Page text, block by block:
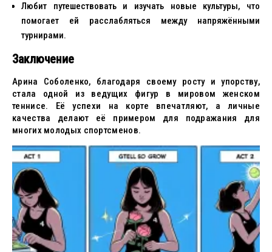
Любит путешествовать и изучать новые культуры, что
помогает ей расслабляться между напряжёнными
турнирами.
Заключение
Арина Соболенко, благодаря своему росту и упорству,
стала одной из ведущих фигур в мировом женском
теннисе. Её успехи на корте впечатляют, а личные
качества делают её примером для подражания для
многих молодых спортсменов.